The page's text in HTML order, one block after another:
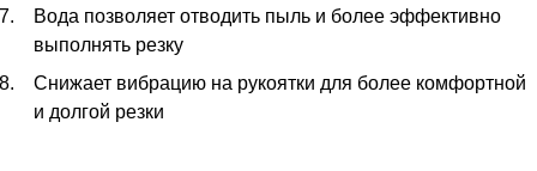
Вода позволяет отводить пыль и более эффективно
выполнять резку
Снижает вибрацию на рукоятки для более комфортной
и долгой резки